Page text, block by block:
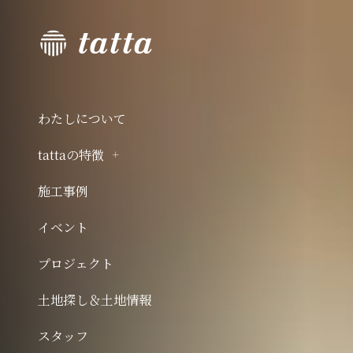
わたしについて
tattaの特徴
施工事例
イベント
プロジェクト
土地探し＆土地情報
スタッフ